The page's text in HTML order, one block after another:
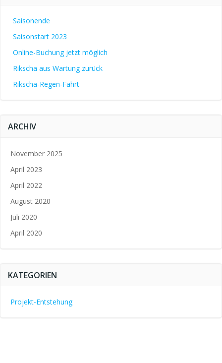
Saisonende
Saisonstart 2023
Online-Buchung jetzt möglich
Rikscha aus Wartung zurück
Rikscha-Regen-Fahrt
ARCHIV
November 2025
April 2023
April 2022
August 2020
Juli 2020
April 2020
KATEGORIEN
Projekt-Entstehung